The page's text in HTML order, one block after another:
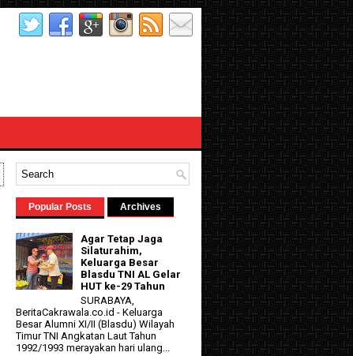
Popular Posts Archives
Agar Tetap Jaga
Silaturahim,
Keluarga Besar
Blasdu TNI AL Gelar
HUT ke-29 Tahun
SURABAYA,
BeritaCakrawala.co.id - Keluarga
Besar Alumni XI/II (Blasdu) Wilayah
Timur TNI Angkatan Laut Tahun
1992/1993 merayakan hari ulang...